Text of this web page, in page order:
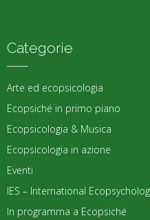
Categorie
Arte ed ecopsicologia
Ecopsiché in primo piano
Ecopsicologia & Musica
Ecopsicologia in azione
Eventi
IES – International
In programma a Ecopsiché